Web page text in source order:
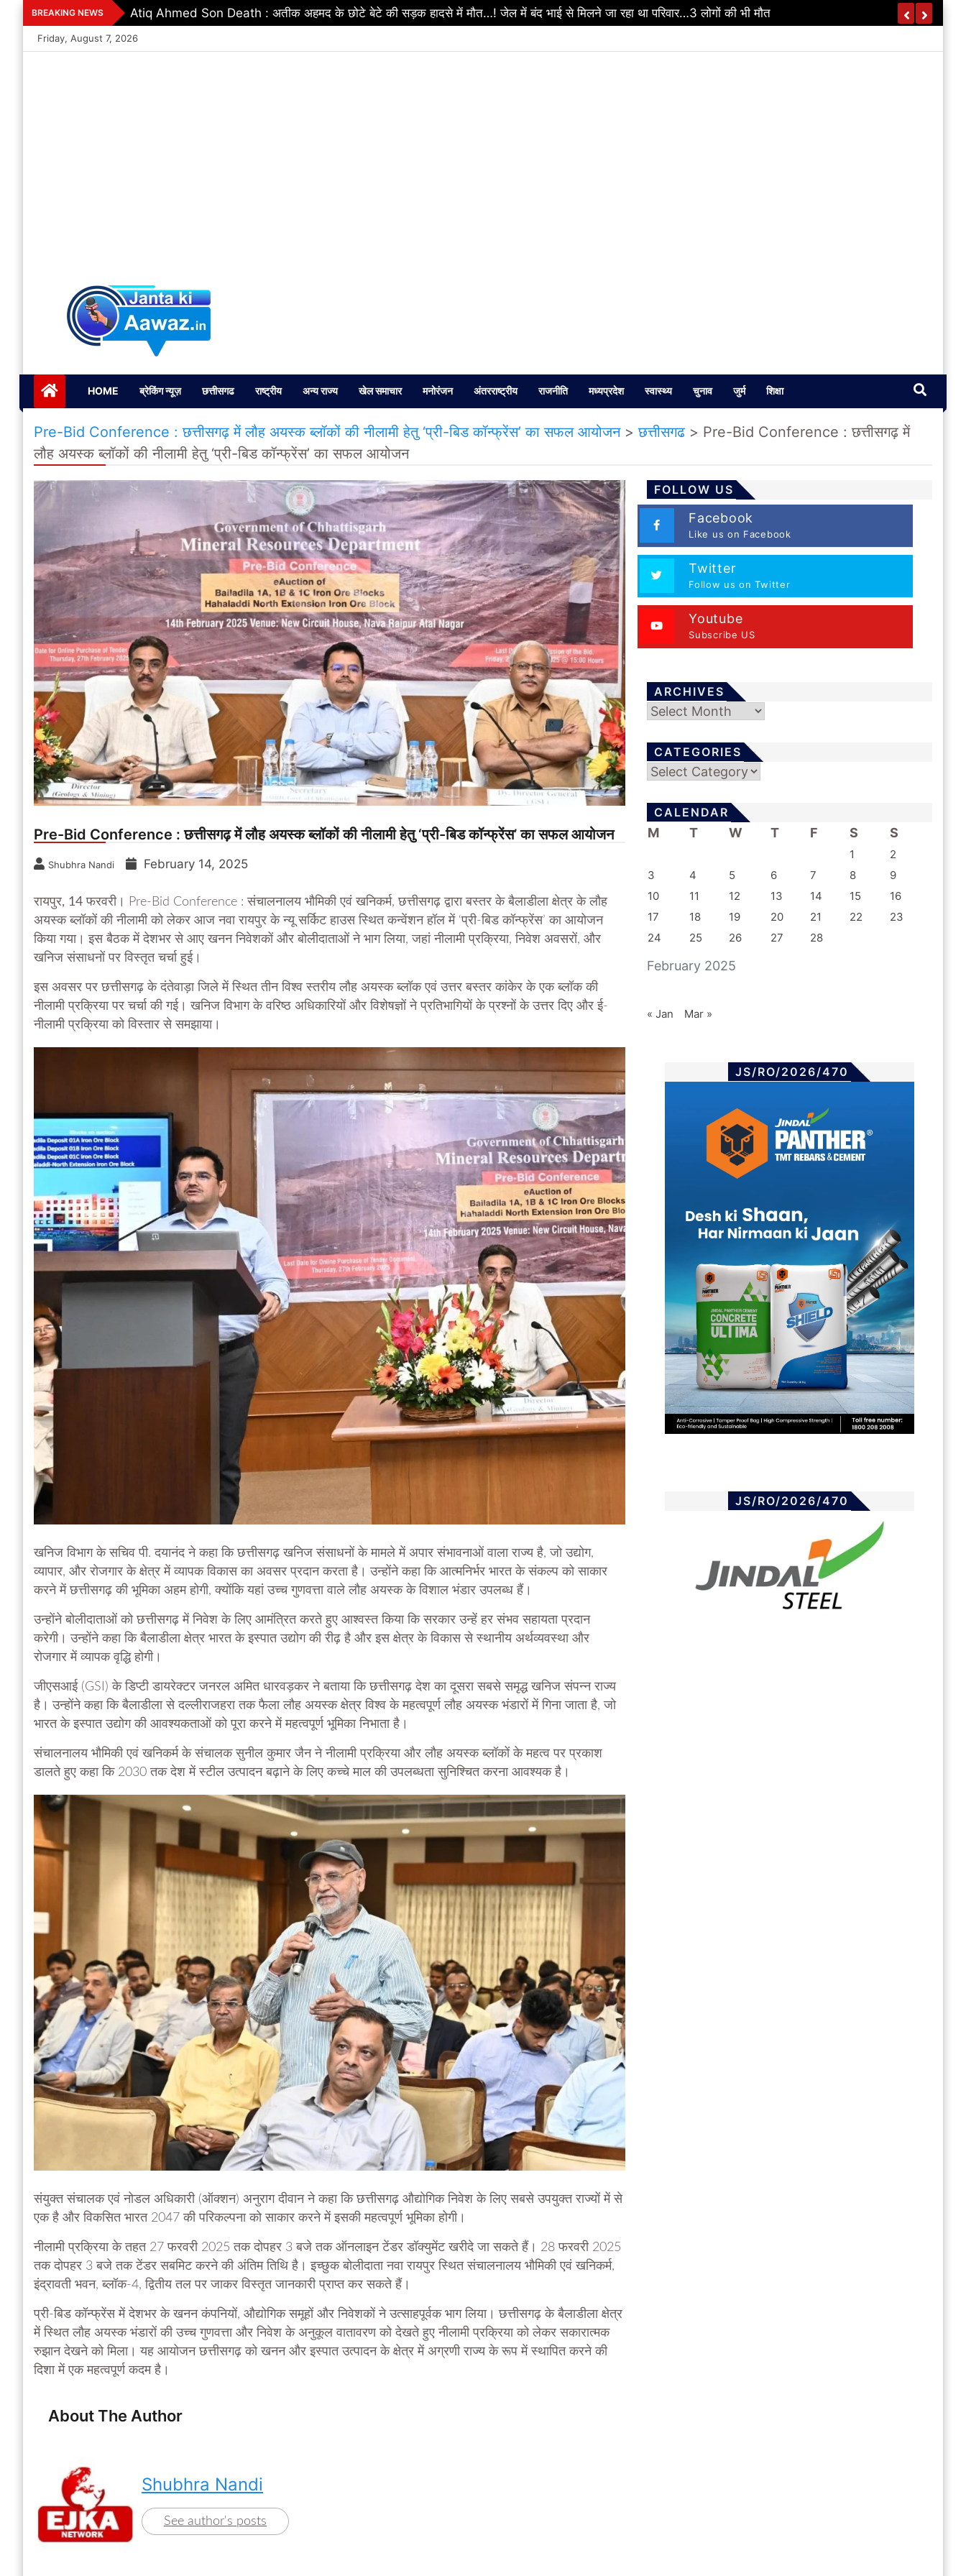
Skip
to
content
BREAKING NEWS Excise Department : शराब दुकानों में गड़बड़ी पर सरकार का बड़ा एक्शन…! 2 आबकारी उपनिरीक्षक निलंबित…धमतरी की सहायक आयुक्त पर भी कार्रवाई की अनुशंसा
Friday, August 7, 2026
Janta ki Aawaz
HOME ब्रेकिंग न्यूज़ छत्तीसगढ राष्ट्रीय अन्य राज्य खेल समाचार मनोरंजन अंतरराष्ट्रीय राजनीति मध्यप्रदेश स्वास्थ्य चुनाव जुर्म शिक्षा
Pre-Bid Conference : छत्तीसगढ़ में लौह अयस्क ब्लॉकों की नीलामी हेतु ‘प्री-बिड कॉन्फ्रेंस’ का सफल आयोजन>छत्तीसगढ > Pre-Bid Conference : छत्तीसगढ़ में
लौह अयस्क ब्लॉकों की नीलामी हेतु ‘प्री-बिड कॉन्फ्रेंस’ का सफल आयोजन
Pre-Bid Conference : छत्तीसगढ़ में लौह अयस्क ब्लॉकों की नीलामी हेतु ‘प्री-बिड कॉन्फ्रेंस’ का सफल आयोजन
Shubhra Nandi February 14, 2025
रायपुर, 14 फरवरी।
Pre-Bid Conference : संचालनालय भौमिकी एवं खनिकर्म, छत्तीसगढ़ द्वारा बस्तर के बैलाडीला क्षेत्र के लौह
अयस्क ब्लॉकों की नीलामी को लेकर आज नवा रायपुर के न्यू सर्किट हाउस स्थित कन्वेंशन हॉल में ‘प्री-बिड कॉन्फ्रेंस’ का आयोजन
किया गया। इस बैठक में देशभर से आए खनन निवेशकों और बोलीदाताओं ने भाग लिया, जहां नीलामी प्रक्रिया, निवेश अवसरों, और
खनिज संसाधनों पर विस्तृत चर्चा हुई।
इस अवसर पर छत्तीसगढ़ के दंतेवाड़ा जिले में स्थित तीन विश्व स्तरीय लौह अयस्क ब्लॉक एवं उत्तर बस्तर कांकेर के एक ब्लॉक की
नीलामी प्रक्रिया पर चर्चा की गई। खनिज विभाग के वरिष्ठ अधिकारियों और विशेषज्ञों ने प्रतिभागियों के प्रश्नों के उत्तर दिए और ई-
नीलामी प्रक्रिया को विस्तार से समझाया।
खनिज विभाग के सचिव पी. दयानंद ने कहा कि छत्तीसगढ़ खनिज संसाधनों के मामले में अपार संभावनाओं वाला राज्य है, जो उद्योग,
व्यापार, और रोजगार के क्षेत्र में व्यापक विकास का अवसर प्रदान करता है। उन्होंने कहा कि आत्मनिर्भर भारत के संकल्प को साकार
करने में छत्तीसगढ़ की भूमिका अहम होगी, क्योंकि यहां उच्च गुणवत्ता वाले लौह अयस्क के विशाल भंडार उपलब्ध हैं।
उन्होंने बोलीदाताओं को छत्तीसगढ़ में निवेश के लिए आमंत्रित करते हुए आश्वस्त किया कि सरकार उन्हें हर संभव सहायता प्रदान
करेगी। उन्होंने कहा कि बैलाडीला क्षेत्र भारत के इस्पात उद्योग की रीढ़ है और इस क्षेत्र के विकास से स्थानीय अर्थव्यवस्था और
रोजगार में व्यापक वृद्धि होगी।
जीएसआई (GSI) के डिप्टी डायरेक्टर जनरल अमित धारवड़कर ने बताया कि छत्तीसगढ़ देश का दूसरा सबसे समृद्ध खनिज संपन्न राज्य
है। उन्होंने कहा कि बैलाडीला से दल्लीराजहरा तक फैला लौह अयस्क क्षेत्र विश्व के महत्वपूर्ण लौह अयस्क भंडारों में गिना जाता है, जो
भारत के इस्पात उद्योग की आवश्यकताओं को पूरा करने में महत्वपूर्ण भूमिका निभाता है।
संचालनालय भौमिकी एवं खनिकर्म के संचालक सुनील कुमार जैन ने नीलामी प्रक्रिया और लौह अयस्क ब्लॉकों के महत्व पर प्रकाश
डालते हुए कहा कि 2030 तक देश में स्टील उत्पादन बढ़ाने के लिए कच्चे माल की उपलब्धता सुनिश्चित करना आवश्यक है।
संयुक्त संचालक एवं नोडल अधिकारी (ऑक्शन) अनुराग दीवान ने कहा कि छत्तीसगढ़ औद्योगिक निवेश के लिए सबसे उपयुक्त राज्यों में से
एक है और विकसित भारत 2047 की परिकल्पना को साकार करने में इसकी महत्वपूर्ण भूमिका होगी।
नीलामी प्रक्रिया के तहत 27 फरवरी 2025 तक दोपहर 3 बजे तक ऑनलाइन टेंडर डॉक्युमेंट खरीदे जा सकते हैं। 28 फरवरी 2025
तक दोपहर 3 बजे तक टेंडर सबमिट करने की अंतिम तिथि है। इच्छुक बोलीदाता नवा रायपुर स्थित संचालनालय भौमिकी एवं खनिकर्म,
इंद्रावती भवन, ब्लॉक-4, द्वितीय तल पर जाकर विस्तृत जानकारी प्राप्त कर सकते हैं।
प्री-बिड कॉन्फ्रेंस में देशभर के खनन कंपनियों, औद्योगिक समूहों और निवेशकों ने उत्साहपूर्वक भाग लिया। छत्तीसगढ़ के बैलाडीला क्षेत्र
में स्थित लौह अयस्क भंडारों की उच्च गुणवत्ता और निवेश के अनुकूल वातावरण को देखते हुए नीलामी प्रक्रिया को लेकर सकारात्मक
रुझान देखने को मिला। यह आयोजन छत्तीसगढ़ को खनन और इस्पात उत्पादन के क्षेत्र में अग्रणी राज्य के रूप में स्थापित करने की
दिशा में एक महत्वपूर्ण कदम है।
About The Author
Shubhra Nandi
See author's posts
FOLLOW US
Facebook
Like us on Facebook
Twitter
Follow us on Twitter
Youtube
Subscribe US
ARCHIVES
Archives
CATEGORIES
Categories
CALENDAR
February 2025
M T W T F S S
1
2
3
4 5 6 7 8
9
10
11 12 13 14 15
16
17
18 19 20 21 22
23
24
25 26 27 28
« Jan Mar »
JS/RO/2026/470
JS/RO/2026/470